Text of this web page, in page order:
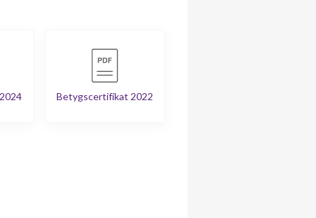
Betygscertifikat 2022